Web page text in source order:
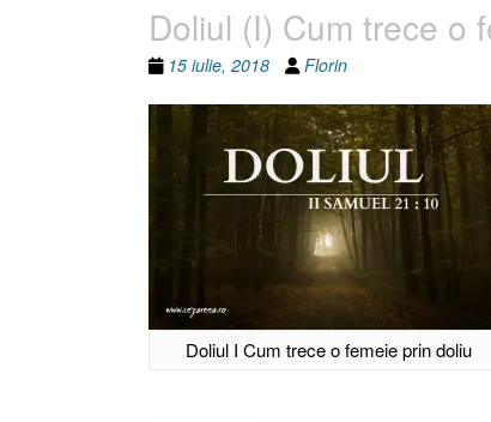
Doliul (I) Cum trece o
15 iulie, 2018 Florin
Doliul I Cum trece o femeie prin doliu